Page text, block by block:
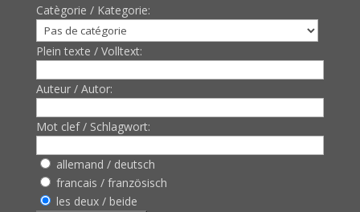
Catègorie / Kategorie:
Plein texte / Volltext:
Auteur / Autor:
Mot clef / Schlagwort:
allemand / deutsch
francais / französisch
les deux / beide